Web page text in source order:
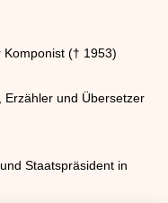
(† 1953)
Erzähler und Übersetzer
Staatspräsident in